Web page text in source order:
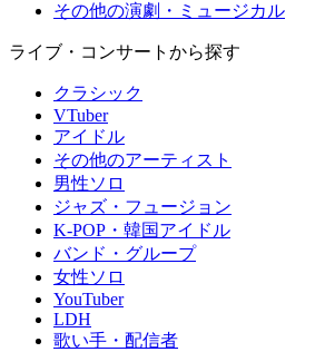
その他の演劇・ミュージカル
ライブ・コンサートから探す
クラシック
VTuber
アイドル
その他のアーティスト
男性ソロ
ジャズ・フュージョン
K-POP・韓国アイドル
バンド・グループ
女性ソロ
YouTuber
LDH
歌い手・配信者